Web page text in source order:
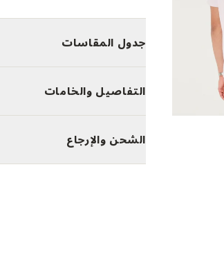
جدول المقاسات
التفاصيل والخامات
الشحن والإرجاع